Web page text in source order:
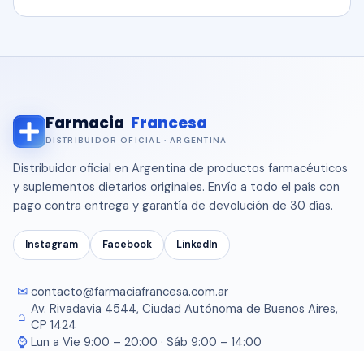
Farmacia Francesa
DISTRIBUIDOR OFICIAL · ARGENTINA
Distribuidor oficial en Argentina de productos farmacéuticos
y suplementos dietarios originales. Envío a todo el país con
pago contra entrega y garantía de devolución de 30 días.
Instagram Facebook LinkedIn
✉ contacto@farmaciafrancesa.com.ar
⌂ Av. Rivadavia 4544, Ciudad Autónoma de Buenos Aires,
CP 1424
⌚ Lun a Vie 9:00 – 20:00 · Sáb 9:00 – 14:00